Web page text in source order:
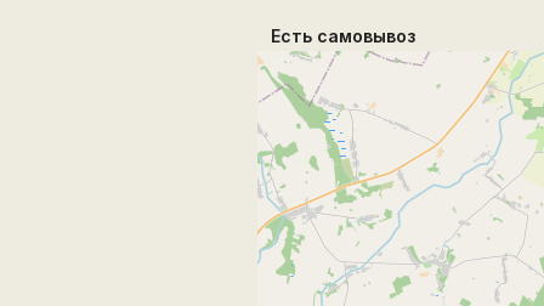
Есть самовывоз